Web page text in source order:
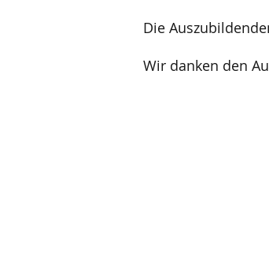
Die
Wir danken den